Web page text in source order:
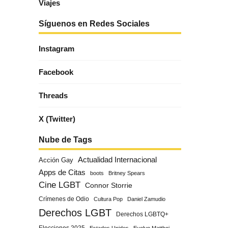
Viajes
Síguenos en Redes Sociales
Instagram
Facebook
Threads
X (Twitter)
Nube de Tags
Acción Gay
Actualidad Internacional
Apps de Citas
boots Britney Spears
Cine LGBT Connor Storrie
Crímenes de Odio Cultura Pop Daniel Zamudio
Derechos LGBT
Derechos LGBTQ+